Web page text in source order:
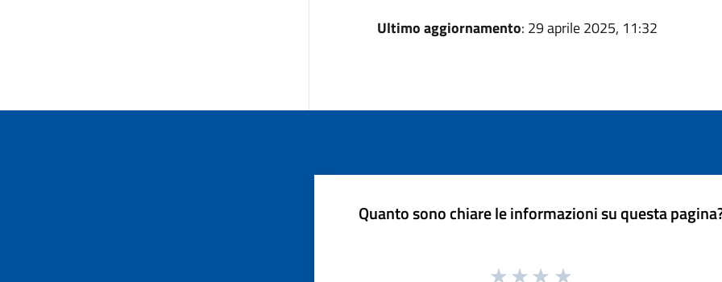
Ultimo aggiornamento: 29 aprile 2025, 11:32
Quanto sono chiare le informazioni su questa